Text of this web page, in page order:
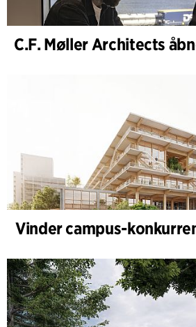
Vinder campus-